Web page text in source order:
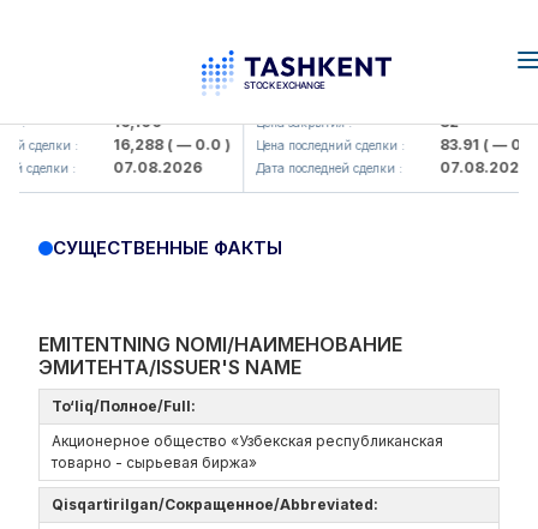
: 16,100
сделки : 16,288( — 0.0 )
сделки : 07.08.2026
KFSK (<Kafolat sug'urta
Цена закрытия : 82
Цена последний сделки : 83.91( — 0.0 )
Дата последней сделки : 07.08.2026
СУЩЕСТВЕННЫЕ ФАКТЫ
EMITENTNING NOMI/НАИМЕНОВАНИЕ
ЭМИТЕНТА/ISSUER'S NAME
To‘liq/Полное/Full:
Акционерное общество «Узбекская республиканская
товарно - сырьевая биржа»
Qisqartirilgan/Сокращенное/Abbreviated: